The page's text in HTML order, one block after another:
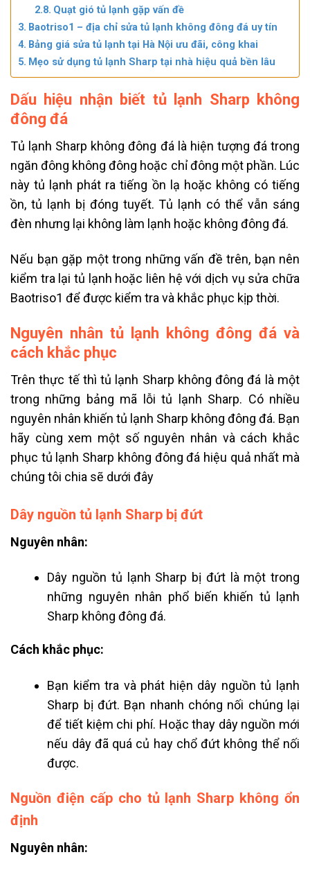
Quạt gió tủ lạnh gặp vấn đề
Baotriso1 – địa chỉ sửa tủ lạnh không đông đá uy tín
Bảng giá sửa tủ lạnh tại Hà Nội ưu đãi, công khai
Mẹo sử dụng tủ lạnh Sharp tại nhà hiệu quả bền lâu
Dấu hiệu nhận biết tủ lạnh Sharp không
đông đá
Tủ lạnh Sharp không đông đá là hiện tượng đá trong
ngăn đông không đông hoặc chỉ đông một phần. Lúc
này tủ lạnh phát ra tiếng ồn lạ hoặc không có tiếng
ồn, tủ lạnh bị đóng tuyết. Tủ lạnh có thể vẫn sáng
đèn nhưng lại không làm lạnh hoặc không đông đá.
Nếu bạn gặp một trong những vấn đề trên, bạn nên
kiểm tra lại tủ lạnh hoặc liên hệ với dịch vụ sửa chữa
Baotriso1 để được kiểm tra và khắc phục kịp thời.
Nguyên nhân tủ lạnh không đông đá và
cách khắc phục
Trên thực tế thì tủ lạnh Sharp không đông đá là một
trong những bảng mã lỗi tủ lạnh Sharp. Có nhiều
nguyên nhân khiến tủ lạnh Sharp không đông đá. Bạn
hãy cùng xem một số nguyên nhân và cách khắc
phục tủ lạnh Sharp không đông đá hiệu quả nhất mà
chúng tôi chia sẽ dưới đây
Dây nguồn tủ lạnh Sharp bị đứt
Nguyên nhân:
Dây nguồn tủ lạnh Sharp bị đứt là một trong
những nguyên nhân phổ biến khiến tủ lạnh
Sharp không đông đá.
Cách khắc phục:
Bạn kiểm tra và phát hiện dây nguồn tủ lạnh
Sharp bị đứt. Bạn nhanh chóng nối chúng lại
để tiết kiệm chi phí. Hoặc thay dây nguồn mới
nếu dây đã quá củ hay chổ đứt không thể nối
được.
Nguồn điện cấp cho tủ lạnh Sharp không ổn
định
Nguyên nhân: